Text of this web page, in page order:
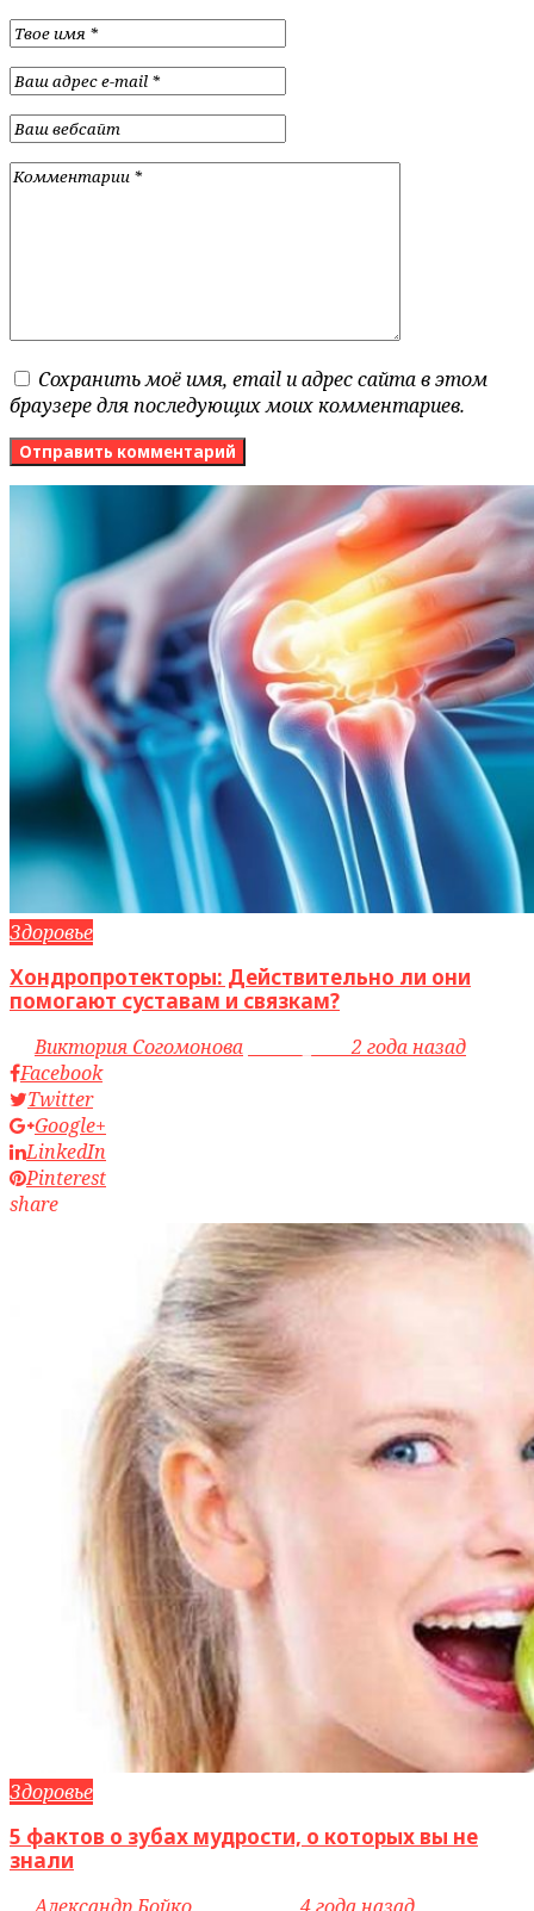
Сохранить моё имя, email и адрес сайта в этом
браузере для последующих моих комментариев.
Здоровье
Хондропротекторы: Действительно ли они
помогают суставам и связкам?
byВиктория Согомонова access_time2 года назад
Facebook
Twitter
Google+
LinkedIn
Pinterest
share
Здоровье
5 фактов о зубах мудрости, о которых вы не
знали